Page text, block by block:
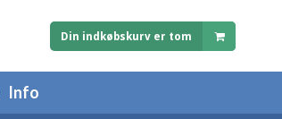
Din indkøbskurv er tom
Info